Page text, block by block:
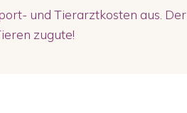
und Tierarztkosten aus. Der
zugute!